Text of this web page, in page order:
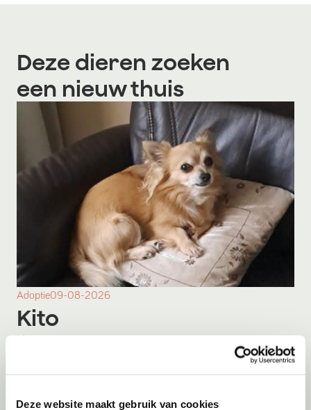
Deze website maakt gebruik van cookies
Deze dieren zoeken
een nieuw thuis
Adoptie09-08-2026
Kito
Menen